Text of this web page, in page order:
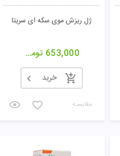
ژل ریزش موی سکه ای سریتا
653,000 تومان
خرید
مقایسـه